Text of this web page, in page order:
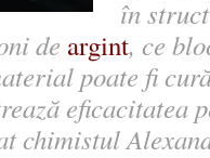
în
de argint, ce
poate fi
eficacitatea
chimistul